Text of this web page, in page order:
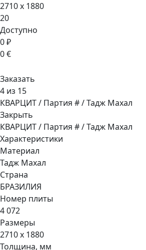
2710 x 1880
20
Доступно
0 ₽
0 €
Заказать
4 из 15
КВАРЦИТ / Партия # / Тадж Махал
Закрыть
КВАРЦИТ / Партия # / Тадж Махал
Характеристики
Материал
Тадж Махал
Страна
БРАЗИЛИЯ
Номер плиты
4 072
Размеры
2710 x 1880
Толщина, мм